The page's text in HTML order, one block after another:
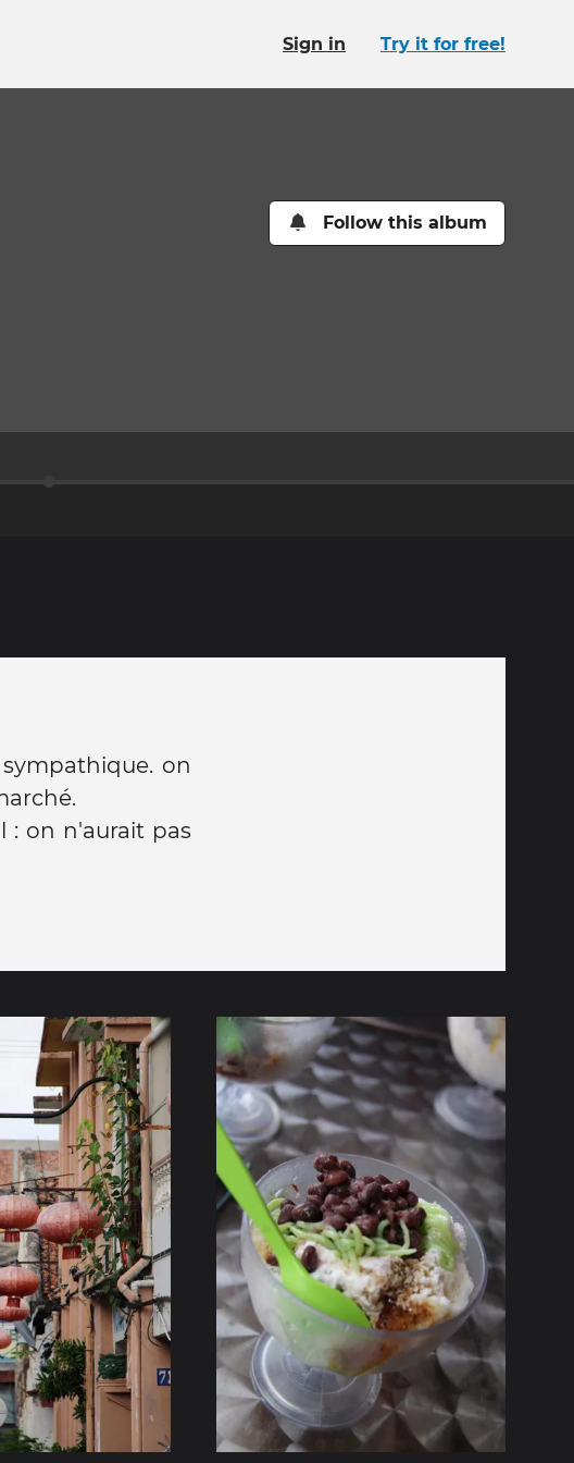
Sign in Try it for free!
Follow this album
on
: on n'aurait pas